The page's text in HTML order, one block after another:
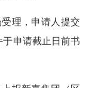
理，申请人提交
申请截止日前书